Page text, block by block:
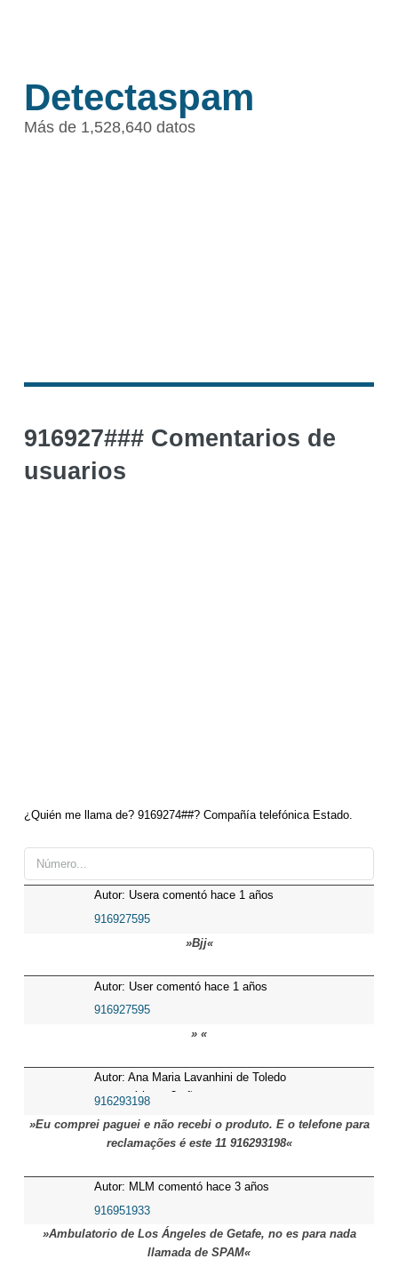
Detectaspam
Más de 1,528,640 datos
916927### Comentarios de
usuarios
¿Quién me llama de? 9169274##? Compañía telefónica Estado.
Autor: Usera comentó hace 1 años
916927595
»Bjj«
Autor: User comentó hace 1 años
916927595
» «
Autor: Ana Maria Lavanhini de Toledo
comentó hace 3 años
916293198
»Eu comprei paguei e não recebi o produto. E o telefone para
reclamações é este 11 916293198«
Autor: MLM comentó hace 3 años
916951933
»Ambulatorio de Los Ángeles de Getafe, no es para nada
llamada de SPAM«